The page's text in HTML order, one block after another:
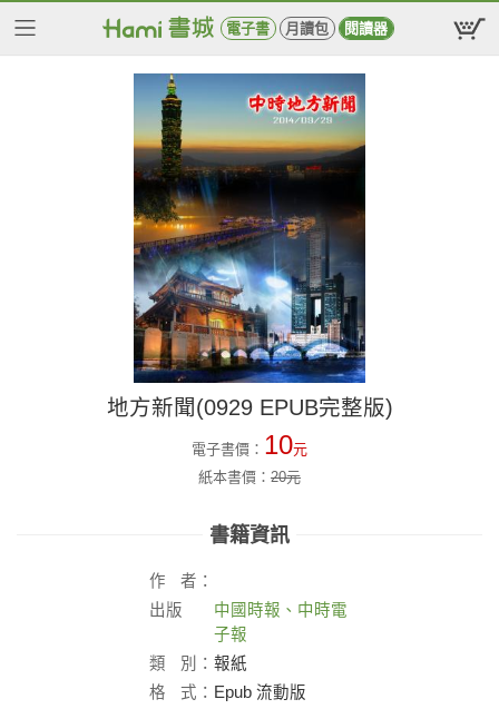
電子書 月讀包 閱讀器
地方新聞(0929 EPUB完整版)
電子書價： 10元
紙本書價： 20元
書籍資訊
作
者：
出版
中國時報、中時電
子報
類
別： 報紙
格
式： Epub 流動版